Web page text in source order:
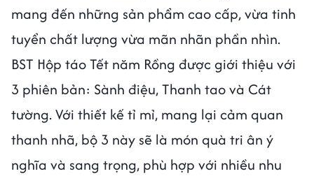
mang đến những sản phẩm cao cấp, vừa tinh
tuyển chất lượng vừa mãn nhãn phần nhìn.
BST Hộp táo Tết năm Rồng được giới thiệu với
3 phiên bản: Sành điệu, Thanh tao và Cát
tường. Với thiết kế tỉ mỉ, mang lại cảm quan
thanh nhã, bộ 3 này sẽ là món quà tri ân ý
nghĩa và sang trọng, phù hợp với nhiều nhu